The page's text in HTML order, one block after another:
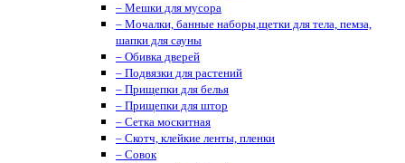
– Мешки для мусора
– Мочалки, банные наборы,щетки для тела, пемза,
шапки для сауны
– Обивка дверей
– Подвязки для растений
– Прищепки для белья
– Прищепки для штор
– Сетка москитная
– Скотч, клейкие ленты, пленки
– Совок